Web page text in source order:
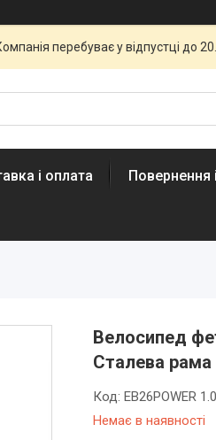
перебуває у відпустці до
і оплата Повернення
Велосипед
Сталева
Немає в наявності
Код: EB26POWER